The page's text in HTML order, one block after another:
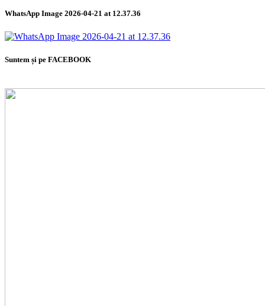
WhatsApp Image 2026-04-21 at 12.37.36
Suntem și pe FACEBOOK